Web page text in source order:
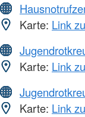
Karte: Link
Karte: Link
Karte: Link